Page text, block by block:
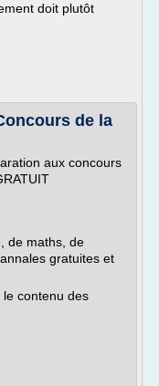
doit plutôt
de la
aux concours
de maths, de
gratuites et
contenu des